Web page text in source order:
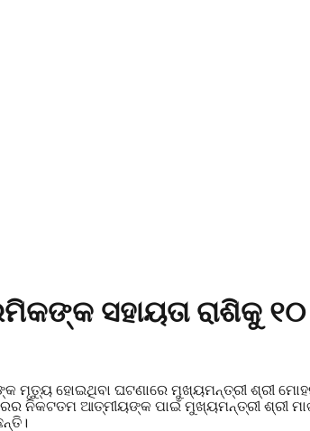
ସହାୟତା ରାଶିକୁ
ହୋଇଥିବା ଘଟଣାରେ ମୁଖ୍ୟମନ୍ତ୍ରୀ ଶ୍ରୀ
ନିକଟତମ ଆତ୍ମୀୟଙ୍କ ପାଇଁ ମୁଖ୍ୟମନ୍ତ୍ରୀ ଶ୍ରୀ